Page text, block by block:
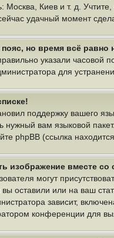
Москва, Киев и т. д.
удачный момент
но время всё равно
указали часовой
для
поддержку вашего
нужный вам языковой
phpBB (ссылка
изображение вместе
могут
оставили или на ваш
зависит,
конференции для